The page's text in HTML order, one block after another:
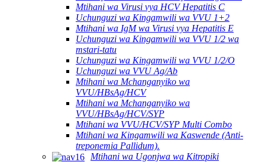
Mtihani wa Virusi vya HCV Hepatitis C
Uchunguzi wa Kingamwili wa VVU 1+2
Mtihani wa IgM wa Virusi vya Hepatitis E
Uchunguzi wa Kingamwili wa VVU 1/2 wa
mstari-tatu
Uchunguzi wa Kingamwili wa VVU 1/2/O
Uchunguzi wa VVU Ag/Ab
Mtihani wa Mchanganyiko wa
VVU/HBsAg/HCV
Mtihani wa Mchanganyiko wa
VVU/HBsAg/HCV/SYP
Mtihani wa VVU/HCV/SYP Multi Combo
Mtihani wa Kingamwili wa Kaswende (Anti-
treponemia Pallidum).
Mtihani wa Ugonjwa wa Kitropiki